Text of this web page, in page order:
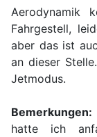
Aerodynamik
Fahrgestell,
aber das ist
an dieser
Jetmodus.
Bemerkungen:
hatte ich